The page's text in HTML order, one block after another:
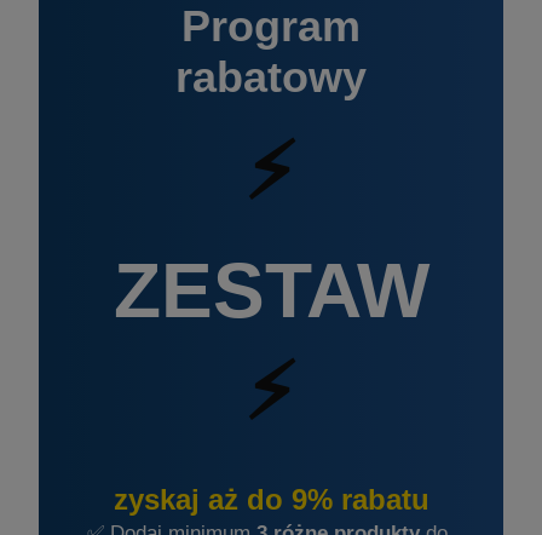
Program
rabatowy
⚡
ZESTAW
⚡
zyskaj aż do 9% rabatu